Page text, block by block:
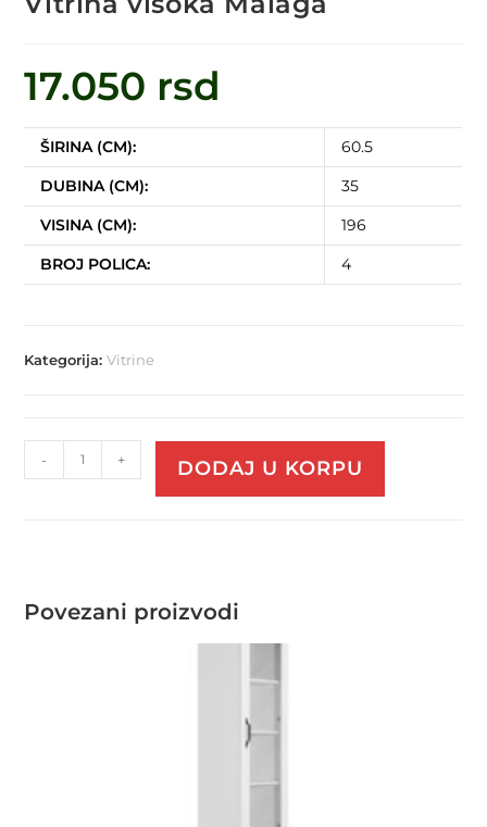
17.050 rsd
ŠIRINA (CM):
60.5
DUBINA (CM):
35
VISINA (CM):
196
BROJ POLICA:
4
Kategorija:Vitrine
- + DODAJ U KORPU
Povezani proizvodi